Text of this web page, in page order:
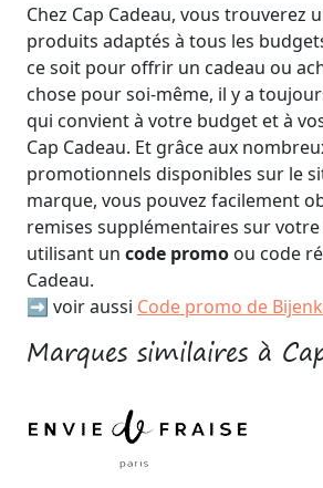
Chez Cap Cadeau, vous trouverez
produits adaptés à tous les
ce soit pour offrir un cadeau ou
chose pour soi-même, il y a
qui convient à votre budget et à
Cap Cadeau. Et grâce aux
promotionnels disponibles sur le
marque, vous pouvez facilement
remises supplémentaires sur
utilisant un code promo ou code
Cadeau.
➡️ voir aussi Code promo de
Marques similaires à